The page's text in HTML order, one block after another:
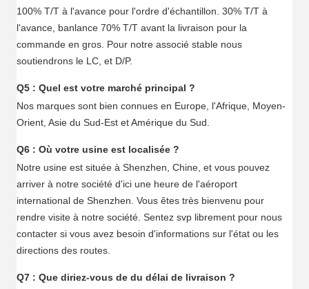
100% T/T à l'avance pour l'ordre d'échantillon. 30% T/T à
l'avance, banlance 70% T/T avant la livraison pour la
commande en gros. Pour notre associé stable nous
soutiendrons le LC, et D/P.
Q5 : Quel est votre marché principal ?
Nos marques sont bien connues en Europe, l'Afrique, Moyen-
Orient, Asie du Sud-Est et Amérique du Sud.
Q6 : Où votre usine est localisée ?
Notre usine est située à Shenzhen, Chine, et vous pouvez
arriver à notre société d'ici une heure de l'aéroport
international de Shenzhen. Vous êtes très bienvenu pour
rendre visite à notre société. Sentez svp librement pour nous
contacter si vous avez besoin d'informations sur l'état ou les
directions des routes.
Q7 : Que diriez-vous de du délai de livraison ?